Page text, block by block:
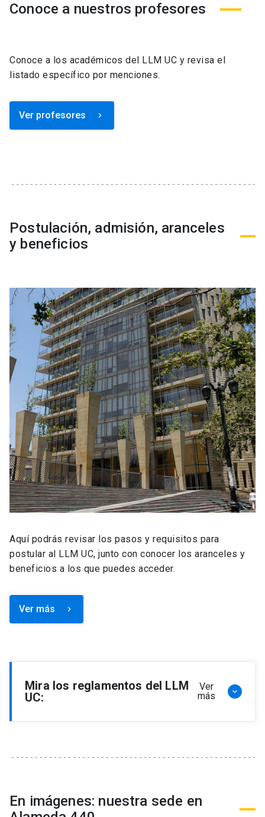
Conoce a nuestros profesores
Conoce a los académicos del LLM UC y revisa el
listado específico por menciones.
Ver profesores keyboard_arrow_right
Postulación, admisión, aranceles
y beneficios
Aquí podrás revisar los pasos y requisitos para
postular al LLM UC, junto con conocer los aranceles y
beneficios a los que puedes acceder.
Ver más keyboard_arrow_right
Mira los reglamentos del LLM
UC:
Ver
más
keyboard_arrow_down
Reglamento de Becas y Descuentos Programa
de Magíster en Derecho, LLM
En imágenes: nuestra sede en